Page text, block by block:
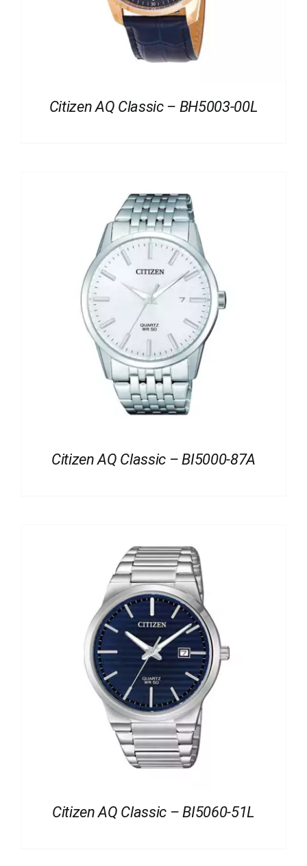
Citizen AQ Classic – BH5003-00L
Citizen AQ Classic – BI5000-87A
Citizen AQ Classic – BI5060-51L